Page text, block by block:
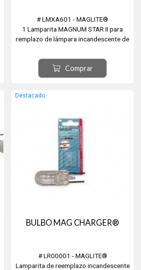
# LMXA601 - MAGLITE®
1 Lamparita MAGNUM STAR II para
remplazo de lámpara incandescente de
Comprar
Destacado
BULBO MAG CHARGER®
# LR00001 - MAGLITE®
Lamparita de reemplazo incandescente